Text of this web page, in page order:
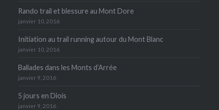
Rando trail et blessure au Mont Dore
janvier 10, 2016
Initiation au trail running autour du Mont Blanc
janvier 10, 2016
Ballades dans les Monts d’Arrée
janvier 9, 2016
5 jours en Diois
janvier 9, 2016